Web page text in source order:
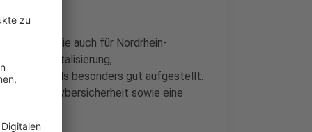
Projekte, die auch für Nordrhein-
bei Digitalisierung,
als besonders gut aufgestellt.
für Cybersicherheit sowie eine